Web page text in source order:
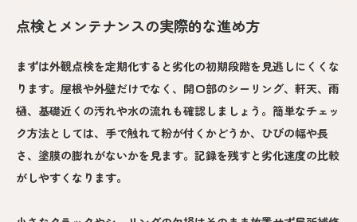
点検とメンテナンスの実際的な進め方
まずは外観点検を定期化すると劣化の初期段階を見逃しにくくな
ります。屋根や外壁だけでなく、開口部のシーリング、軒天、雨
樋、基礎近くの汚れや水の流れも確認しましょう。簡単なチェッ
ク方法としては、手で触れて粉が付くかどうか、ひびの幅や長
さ、塗膜の膨れがないかを見ます。記録を残すと劣化速度の比較
がしやすくなります。